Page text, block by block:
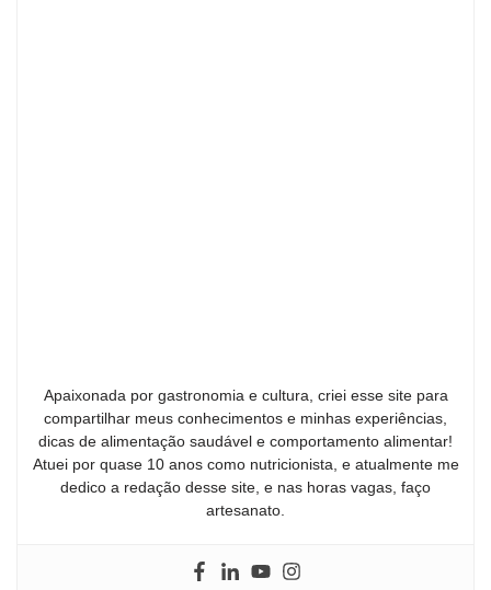
Apaixonada por gastronomia e cultura, criei esse site para
compartilhar meus conhecimentos e minhas experiências,
dicas de alimentação saudável e comportamento alimentar!
Atuei por quase 10 anos como nutricionista, e atualmente me
dedico a redação desse site, e nas horas vagas, faço
artesanato.